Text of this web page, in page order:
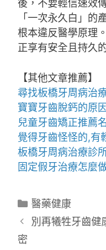
後，不要輕信速效
「一次永久白」的
根本違反醫學原理
正享有安全且持久
【其他文章推薦】
尋找板橋牙周病治
寶寶牙齒脫鈣的原
兒童牙齒矯正推薦
覺得牙齒怪怪的,有
板橋牙周病治療診
固定假牙治療怎麼
分
類
醫藥健康
別再犧牲牙齒健
密